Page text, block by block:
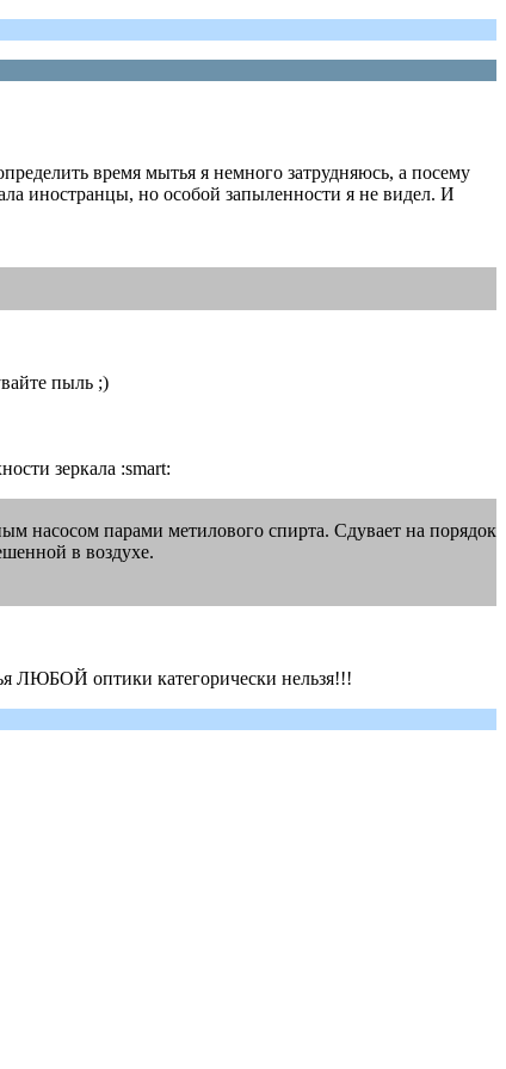
время мытья я немного затрудняюсь, а посему
иностранцы, но особой запыленности я не видел. И
пыль ;)
зеркала :smart:
насосом парами метилового спирта. Сдувает на порядок
в воздухе.
ЛЮБОЙ оптики категорически нельзя!!!